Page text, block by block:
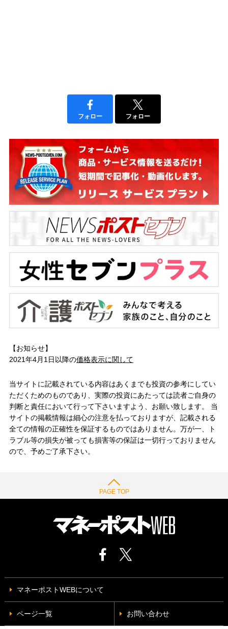
フォロー フォロー
【お知らせ】
2021年4月1日以降の価格表示に関して
当サイトに記載されている内容はあくまでも投資の参考にしてい
ただくためのものであり、実際の投資にあたっては読者ご自身の
判断と責任において行って下さいますよう、お願い致します。 当
サイトの掲載情報は細心の注意を払っておりますが、記載される
全ての情報の正確性を保証するものではありません。万が一、ト
ラブル等の損失が被っても損害等の保証は一切行っておりません
ので、予めご了承下さい。
PAGE TOP
マネーポストWEBについて
ページ一覧 お問い合わせ